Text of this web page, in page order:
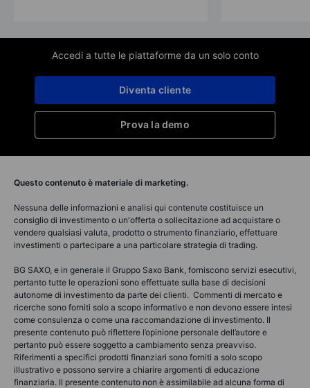
Accedi a tutte le piattaforme da un solo conto
Prova la demo
Diventa cliente
Questo contenuto è materiale di marketing.
Nessuna delle informazioni e analisi qui contenute costituisce un
consiglio di investimento o un'offerta o sollecitazione ad acquistare o
vendere qualsiasi valuta, prodotto o strumento finanziario, effettuare
investimenti o partecipare a una particolare strategia di trading.
BG SAXO, e in generale il Gruppo Saxo Bank, forniscono servizi esecutivi,
pertanto tutte le operazioni sono effettuate sulla base di decisioni
autonome di investimento da parte dei clienti. Commenti di mercato e
ricerche sono forniti solo a scopo informativo e non devono essere intesi
come consulenza o come una raccomandazione di investimento. Il
presente contenuto può riflettere l’opinione personale dell’autore e
pertanto può essere soggetto a cambiamento senza preavviso.
Riferimenti a specifici prodotti finanziari sono forniti a solo scopo
illustrativo e possono servire a chiarire argomenti di educazione
finanziaria. Il presente contenuto non è assimilabile ad alcuna forma di